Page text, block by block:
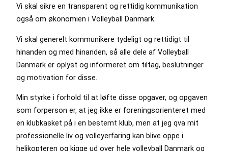
Vi skal sikre en transparent og rettidig kommunikation
også om økonomien i Volleyball Danmark.
Vi skal generelt kommunikere tydeligt og rettidigt til
hinanden og med hinanden, så alle dele af Volleyball
Danmark er oplyst og informeret om tiltag, beslutninger
og motivation for disse.
Min styrke i forhold til at løfte disse opgaver, og opgaven
som forperson er, at jeg ikke er foreningsorienteret med
en klubkasket på i en bestemt klub, men at jeg qva mit
professionelle liv og volleyerfaring kan blive oppe i
helikopteren og kigge ud over hele volleyball Danmark og